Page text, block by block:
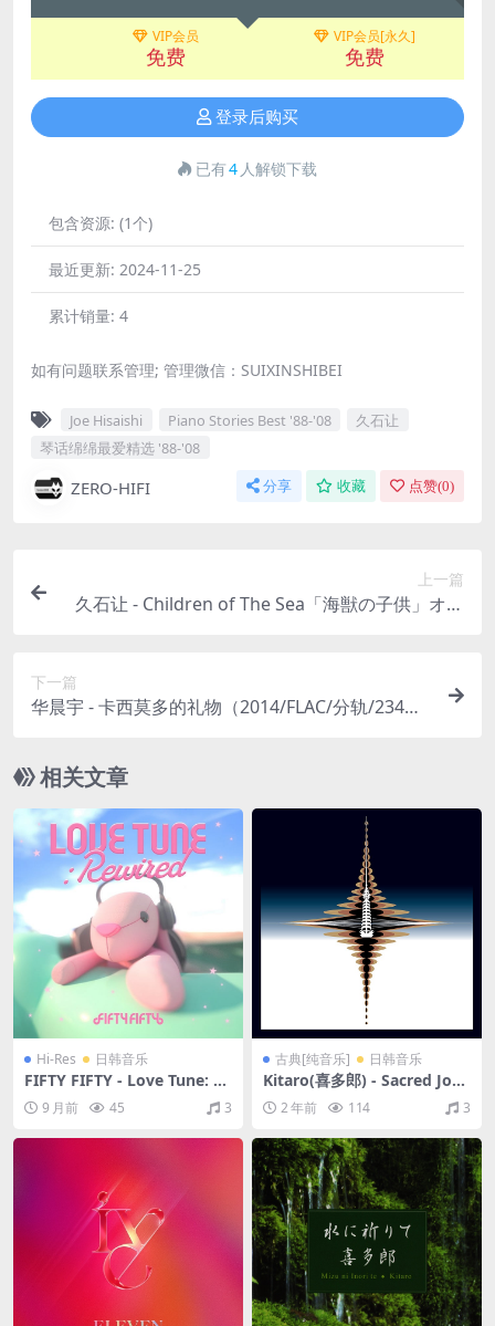
VIP会员
免费
VIP会员[永久]
免费
登录后购买
已有4 人解锁下载
包含资源: (1个)
最近更新: 2024-11-25
累计销量: 4
如有问题联系管理; 管理微信：SUIXINSHIBEI
Joe Hisaishi Piano Stories Best '88-'08
久石让
琴话绵绵最爱精选 '88-'08
ZERO-HIFI 分享 收藏 点赞(0)
上一篇
久石让 - Children of The Sea「海獣の子供」オリ
下一篇
华晨宇 - 卡西莫多的礼物（2014/FLAC/分轨/234
相关文章
Hi-Res 日韩音乐
FIFTY FIFTY - Love Tune: Re
wired (Remixes)（2025/FL
AC/分轨/365M）(24bit/44.1
kHz)
9 月前 45 3
古典[纯音乐] 日韩音乐
Kitaro(喜多郎) - Sacred Jour
ney of Ku-Kai, Volume 3（2
007/FLAC/分轨/293M）
2 年前 114 3